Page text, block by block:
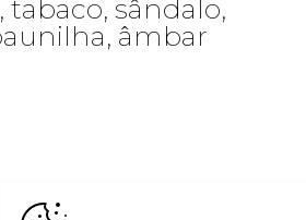
sândalo,
âmbar